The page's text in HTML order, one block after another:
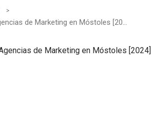
Las 10 Mejores Agencias de Marketing en Móstoles [2024]